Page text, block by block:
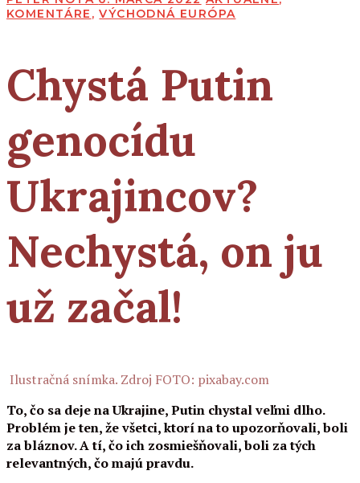
KOMENTÁRE ,VÝCHODNÁ EURÓPA
Chystá Putin
genocídu
Ukrajincov?
Nechystá, on ju
už začal!
Ilustračná snímka. Zdroj FOTO: pixabay.com
To, čo sa deje na Ukrajine, Putin chystal veľmi dlho.
Problém je ten, že všetci, ktorí na to upozorňovali, boli
za bláznov. A tí, čo ich zosmiešňovali, boli za tých
relevantných, čo majú pravdu.